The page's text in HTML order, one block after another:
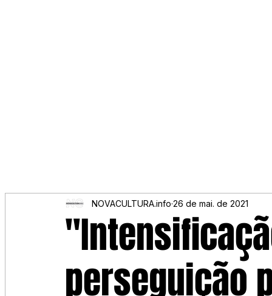
perseguição
NOVACULTURA.info 26 de mai. de 2021